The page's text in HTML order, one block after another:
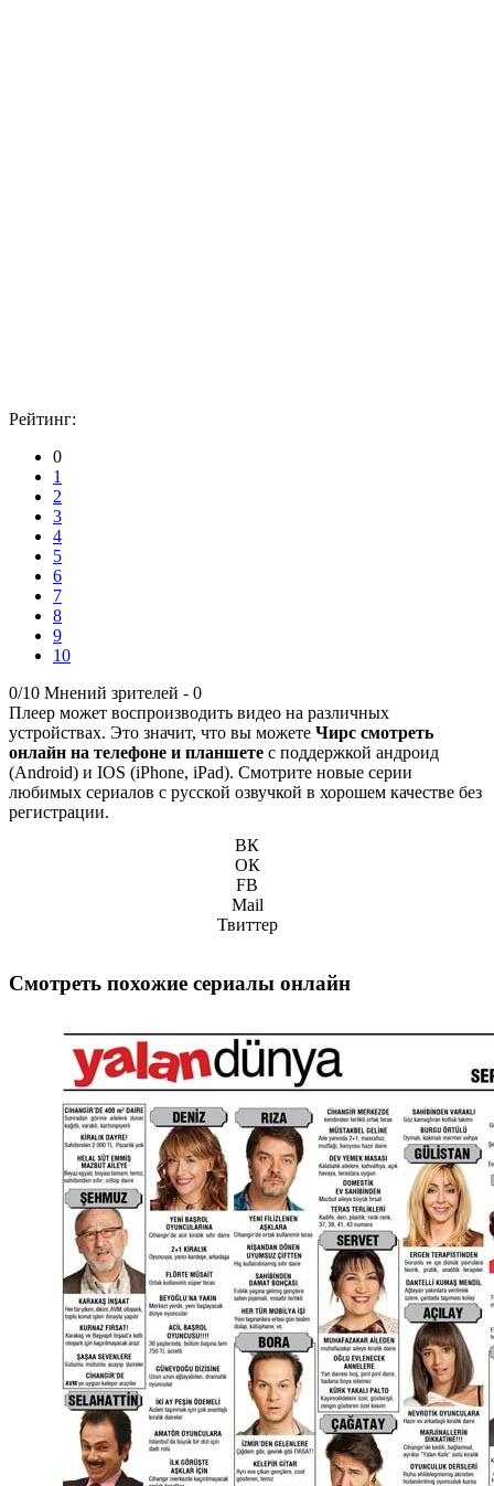
Рейтинг:
0
1
2
3
4
5
6
7
8
9
10
0/10 Мнений зрителей - 0
Плеер может воспроизводить видео на различных
устройствах. Это значит, что вы можете Чирс смотреть
онлайн на телефоне и планшете с поддержкой андроид
(Android) и IOS (iPhone, iPad). Смотрите новые серии
любимых сериалов с русской озвучкой в хорошем качестве без
регистрации.
ВК
ОК
FB
Mail
Твиттер
Смотреть похожие сериалы онлайн